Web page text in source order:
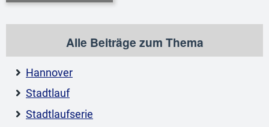
Alle Beiträge zum Thema
Hannover
Stadtlauf
Stadtlaufserie